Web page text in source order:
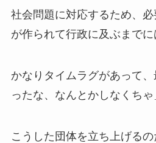
社会問題に対応するため、
が作られて行政に及ぶまでに
かなりタイムラグがあって
ったな、なんとかしなくちゃ
こうした団体を立ち上げるの